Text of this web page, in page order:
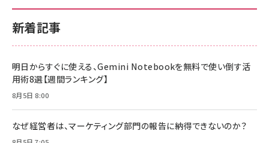
新着記事
明日からすぐに使える、Gemini Notebookを無料で使い倒す活
用術8選【週間ランキング】
8月5日 8:00
なぜ経営者は、マーケティング部門の報告に納得できないのか？